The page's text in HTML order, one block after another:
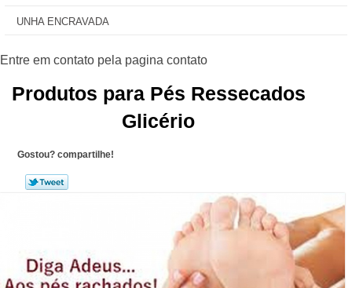
UNHA ENCRAVADA
Produtos para Pés Ressecados
Glicério
Gostou? compartilhe!